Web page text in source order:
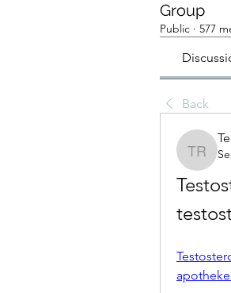
Group
Public · 577
Back